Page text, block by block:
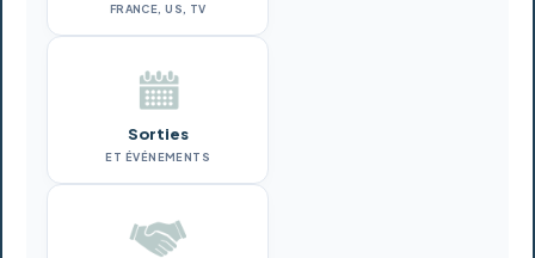
FRANCE, US, TV
Sorties
ET ÉVÉNEMENTS